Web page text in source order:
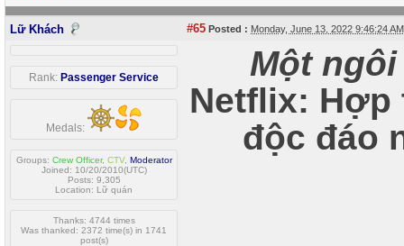
Lữ Khách #65 Posted : Monday, June 13, 2022 9:46:24
Rank: Passenger Service
Medals:
Groups: Crew Officer, CTV, Moderator
Joined: 10/20/2010(UTC)
Posts: 9,305
Location: Lữ quán
Thanks: 4744 times
Was thanked: 2372 time(s) in 1741
post(s)
Một
Netflix: Hợp
độc đáo